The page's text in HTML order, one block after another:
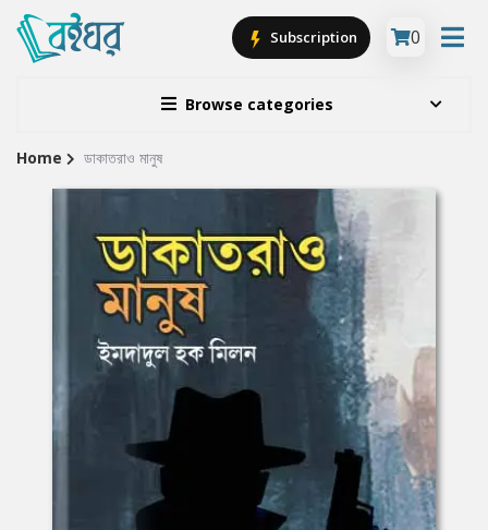
Browse categories
Subscription 0
Site
Home ডাকাতরাও মানুষ